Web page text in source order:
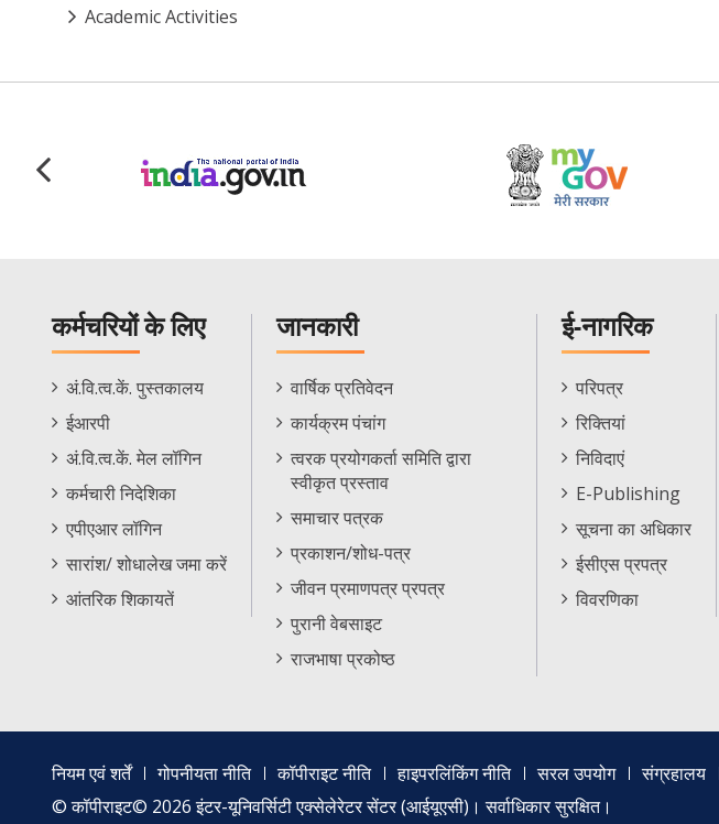
Academic Activities
कर्मचरियों के लिए
Staff
Footer
Menu
अं.वि.त्व.कें. पुस्तकालय
ईआरपी
अं.वि.त्व.कें. मेल लॉगिन
कर्मचारी निदेशिका
एपीएआर लॉगिन
सारांश/ शोधालेख जमा करें
आंतरिक शिकायतें
जानकारी
Informations
Menu
वार्षिक प्रतिवेदन
कार्यक्रम पंचांग
त्वरक प्रयोगकर्ता समिति द्वारा
स्वीकृत प्रस्ताव
समाचार पत्रक
प्रकाशन/शोध-पत्र
जीवन प्रमाणपत्र प्रपत्र
पुरानी वेबसाइट
राजभाषा प्रकोष्ठ
ई-नागरिक
E-
Citizen
Menu
परिपत्र
रिक्तियां
निविदाएं
E-Publishing
सूचना का अधिकार
ईसीएस प्रपत्र
विवरणिका
Footer
menu
नियम एवं शर्तें गोपनीयता नीति कॉपीराइट नीति हाइपरलिंकिंग नीति सरल उपयोग संग्रहालय
© कॉपीराइट© 2026 इंटर-यूनिवर्सिटी एक्सेलेरेटर सेंटर (आईयूएसी)। सर्वाधिकार सुरक्षित।